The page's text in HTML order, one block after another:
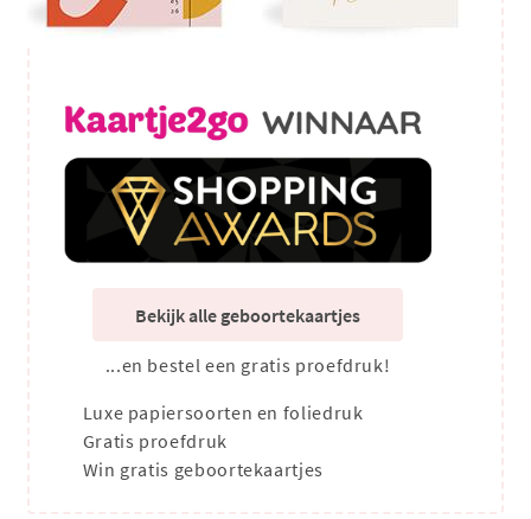
Bekijk alle geboortekaartjes
...en bestel een gratis proefdruk!
Luxe papiersoorten en foliedruk
Gratis proefdruk
Win gratis geboortekaartjes